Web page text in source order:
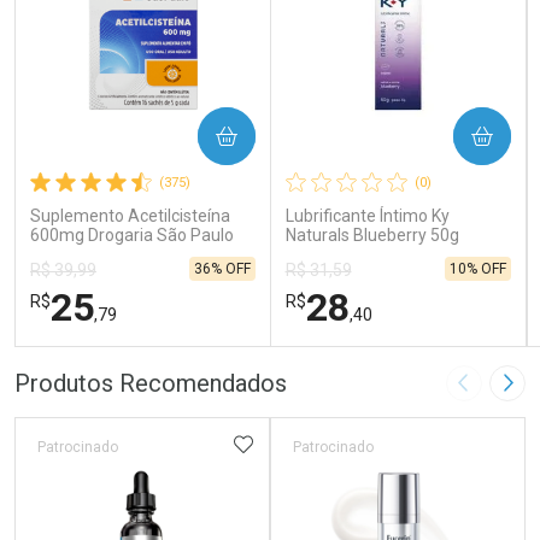
(375)
Suplemento Acetilcisteína
600mg Drogaria São Paulo
R$ 39,99
R$25,79
36% OFF
COMPRAR
FECHAR
FECHAR
Por Menos
(0)
Lubrificante Íntimo Ky
Naturals Blueberry 50g
R$ 31,59
R$28,40
10% OFF
COMPRAR
Por Menos
Produtos Recomendados Imagem
Patrocinado ADICIONAR AOS FAVORITOS
Patrocinado